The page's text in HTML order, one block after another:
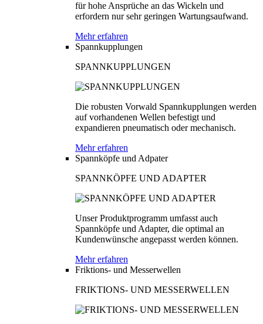
für hohe Ansprüche an das Wickeln und
erfordern nur sehr geringen Wartungsaufwand.
Mehr erfahren
Spannkupplungen
SPANNKUPPLUNGEN
Die robusten Vorwald Spannkupplungen werden
auf vorhandenen Wellen befestigt und
expandieren pneumatisch oder mechanisch.
Mehr erfahren
Spannköpfe und Adpater
SPANNKÖPFE UND ADAPTER
Unser Produktprogramm umfasst auch
Spannköpfe und Adapter, die optimal an
Kundenwünsche angepasst werden können.
Mehr erfahren
Friktions- und Messerwellen
FRIKTIONS- UND MESSERWELLEN